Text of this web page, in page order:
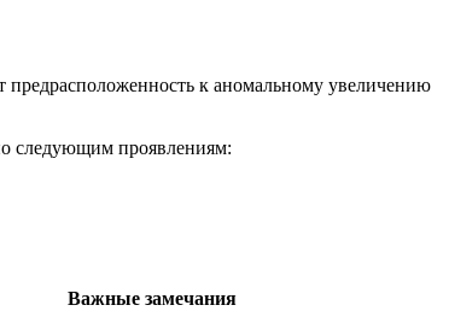
к аномальному увеличению
следующим проявлениям:
Важные замечания